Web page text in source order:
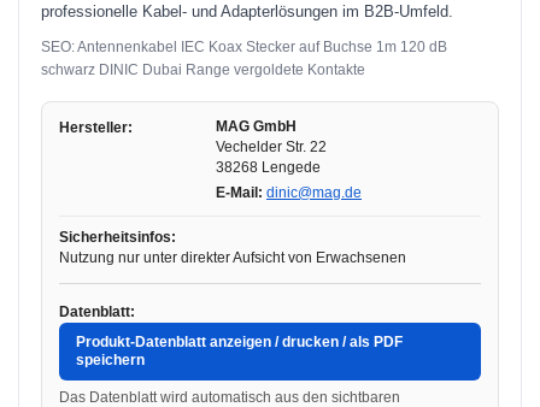
professionelle Kabel- und Adapterlösungen im B2B-Umfeld.
SEO: Antennenkabel IEC Koax Stecker auf Buchse 1m 120 dB
schwarz DINIC Dubai Range vergoldete Kontakte
Hersteller:
MAG GmbH
Vechelder Str. 22
38268 Lengede
E-Mail: dinic@mag.de
Sicherheitsinfos:
Nutzung nur unter direkter Aufsicht von Erwachsenen
Datenblatt:
Produkt-Datenblatt anzeigen / drucken / als PDF
speichern
Das Datenblatt wird automatisch aus den sichtbaren